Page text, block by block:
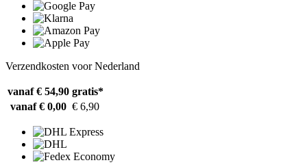
Verzendkosten voor Nederland
vanaf € 54,90 gratis*
vanaf € 0,00 € 6,90